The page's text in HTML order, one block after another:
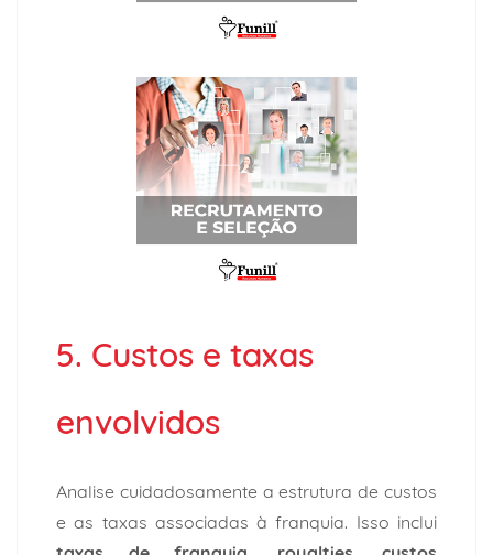
5. Custos e taxas
envolvidos
Analise cuidadosamente a estrutura de custos
e as taxas associadas à franquia. Isso inclui